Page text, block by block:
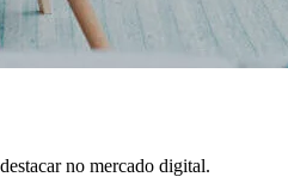
no mercado digital.